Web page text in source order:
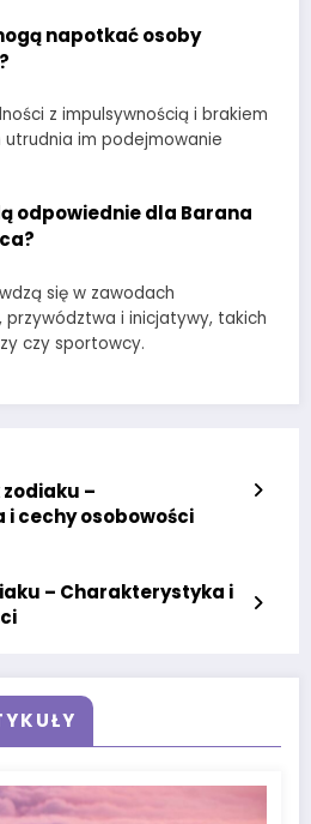
napotkać osoby
z impulsywnością i brakiem
im podejmowanie
odpowiednie dla Barana
się w zawodach
i inicjatywy, takich
czy sportowcy.
–
cechy osobowości
– Charakterystyka i